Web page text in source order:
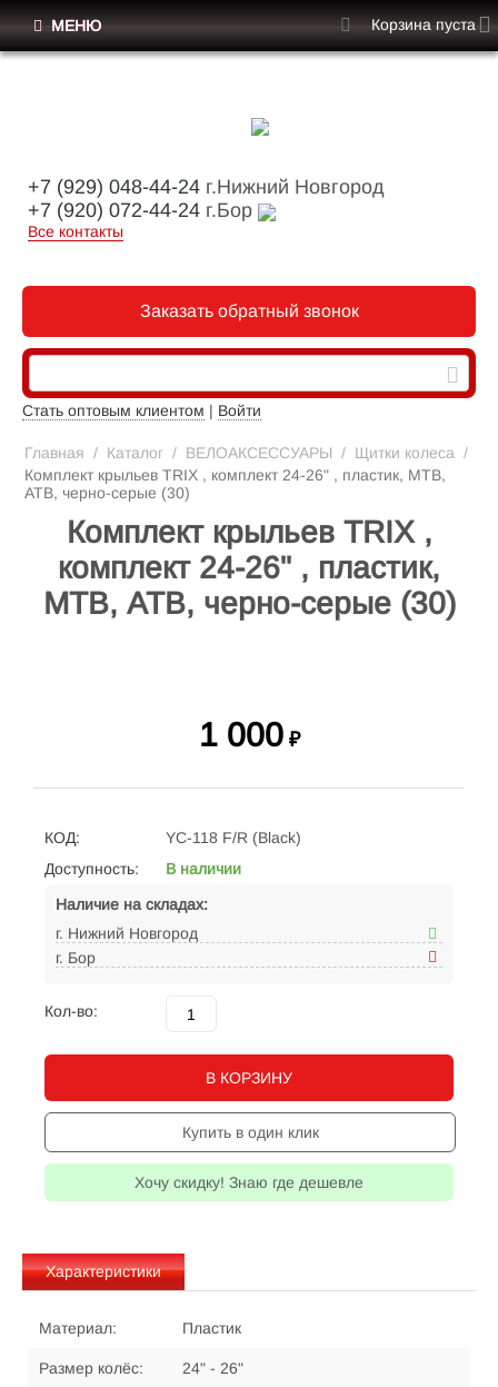
+7 (929) 048-44-24 г.Нижний Новгород
+7 (920) 072-44-24 г.Бор
Все контакты
Заказать обратный звонок
Стать оптовым клиентом | Войти
МЕНЮ Корзина пуста
Главная / Каталог / ВЕЛОАКСЕССУАРЫ / Щитки колеса /
Комплект крыльев TRIX , комплект 24-26" , пластик, МТВ,
АТВ, черно-серые (30)
Комплект крыльев TRIX ,
комплект 24-26" , пластик,
МТВ, АТВ, черно-серые (30)
1 000 ₽
КОД:
YC-118 F/R (Black)
Доступность:
В наличии
Наличие на складах:
г. Нижний Новгород
г. Бор
Кол-во:
В КОРЗИНУ
Купить в один клик
Хочу скидку! Знаю где дешевле
Характеристики
Материал: Пластик
Размер колёс: 24" - 26"